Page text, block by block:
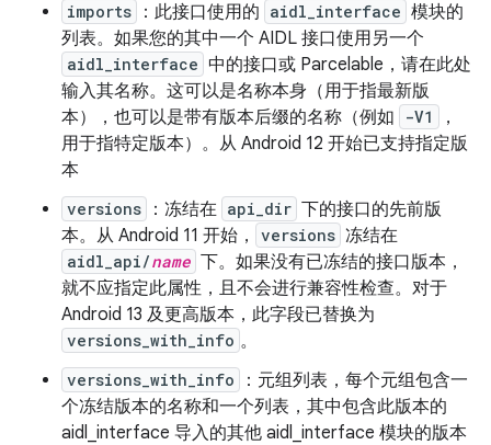
imports ：此接口使用的 aidl_interface 模块的
列表。如果您的其中一个 AIDL 接口使用另一个
aidl_interface 中的接口或 Parcelable，请在此处
输入其名称。这可以是名称本身（用于指最新版
本），也可以是带有版本后缀的名称（例如
-V1
，
用于指特定版本）。从 Android 12 开始已支持指定版
本
versions ：冻结在 api_dir 下的接口的先前版
本。从 Android 11 开始，
versions 冻结在
aidl_api/name 下。如果没有已冻结的接口版本，
就不应指定此属性，且不会进行兼容性检查。对于
Android 13 及更高版本，此字段已替换为
versions_with_info 。
versions_with_info
：元组列表，每个元组包含一
个冻结版本的名称和一个列表，其中包含此版本的
aidl_interface 导入的其他 aidl_interface 模块的版本